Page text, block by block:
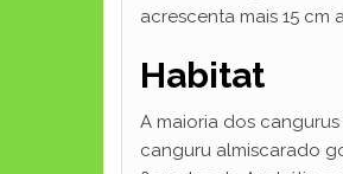
acrescenta mais 15 cm
Habitat
A maioria dos
canguru almiscarado